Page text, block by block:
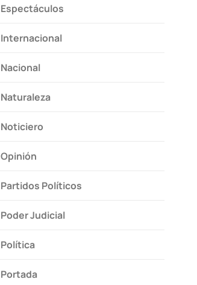
Espectáculos
Internacional
Nacional
Naturaleza
Noticiero
Opinión
Partidos Políticos
Poder Judicial
Política
Portada